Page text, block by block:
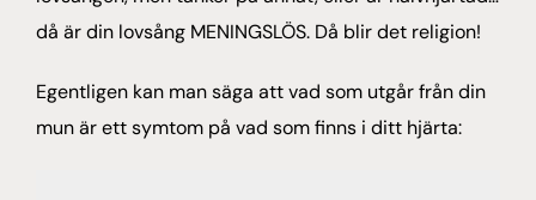
då är din lovsång MENINGSLÖS. Då blir det religion!
Egentligen kan man säga att vad som utgår från din
mun är ett symtom på vad som finns i ditt hjärta: